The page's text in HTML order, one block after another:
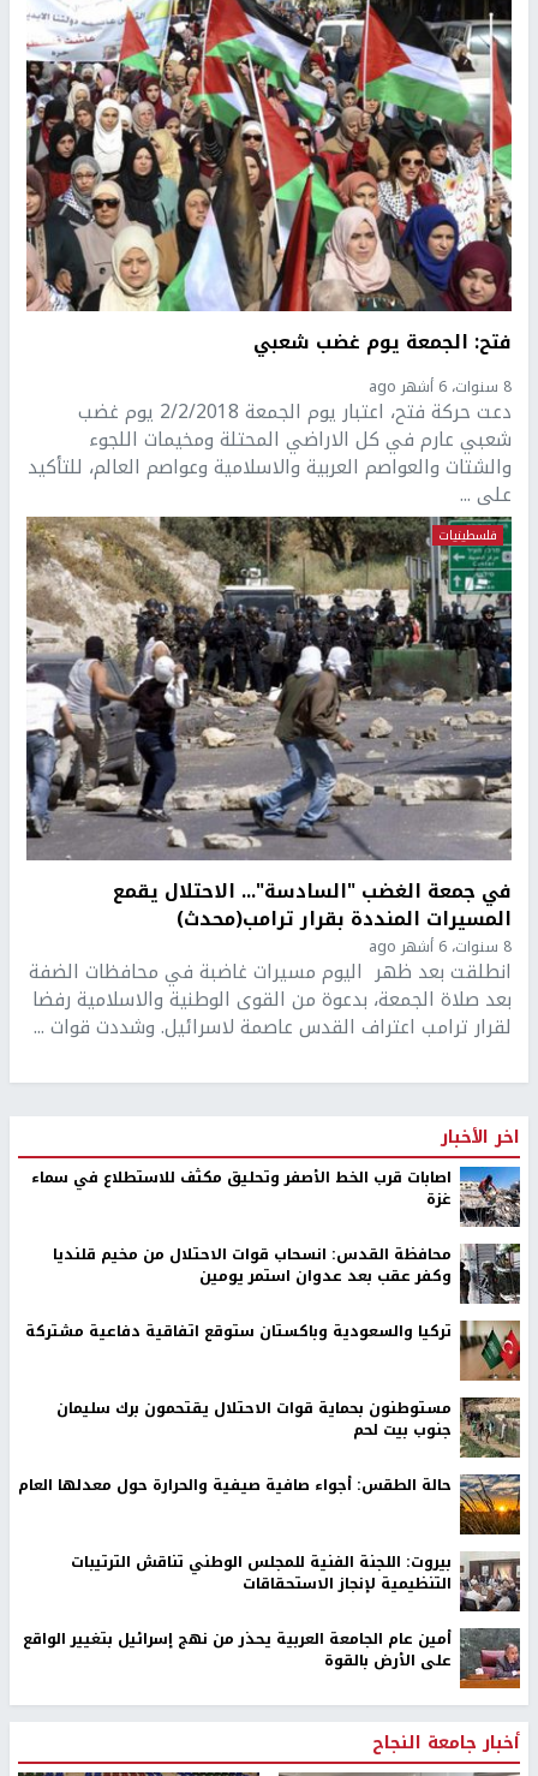
فتح: الجمعة يوم غضب شعبي
8 سنوات، 6 أشهر ago
دعت حركة فتح، اعتبار يوم الجمعة 2/2/2018 يوم غضب
شعبي عارم في كل الاراضي المحتلة ومخيمات اللجوء
والشتات والعواصم العربية والاسلامية وعواصم العالم، للتأكيد
على ...
فلسطينيات
في جمعة الغضب "السادسة"... الاحتلال يقمع
المسيرات المنددة بقرار ترامب(محدث)
8 سنوات، 6 أشهر ago
انطلقت بعد ظهر اليوم مسيرات غاضبة في محافظات الضفة
بعد صلاة الجمعة، بدعوة من القوى الوطنية والاسلامية رفضا
لقرار ترامب اعتراف القدس عاصمة لاسرائيل. وشددت قوات ...
اخر الأخبار
اصابات قرب الخط الأصفر وتحليق مكثف للاستطلاع في سماء
غزة
محافظة القدس: انسحاب قوات الاحتلال من مخيم قلنديا
وكفر عقب بعد عدوان استمر يومين
تركيا والسعودية وباكستان ستوقع اتفاقية دفاعية مشتركة
مستوطنون بحماية قوات الاحتلال يقتحمون برك سليمان
جنوب بيت لحم
حالة الطقس: أجواء صافية صيفية والحرارة حول معدلها العام
بيروت: اللجنة الفنية للمجلس الوطني تناقش الترتيبات
التنظيمية لإنجاز الاستحقاقات
أمين عام الجامعة العربية يحذر من نهج إسرائيل بتغيير الواقع
على الأرض بالقوة
أخبار جامعة النجاح